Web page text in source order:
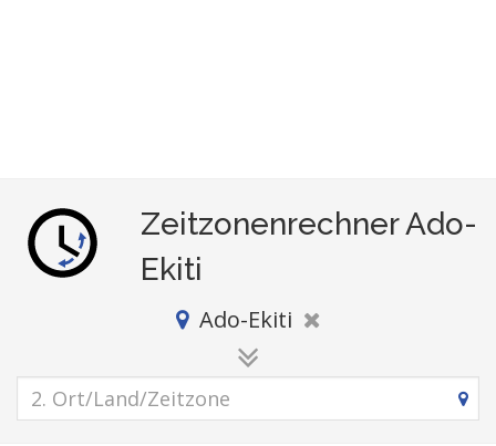
Zeitzonenrechner Ado-
Ekiti
Ado-Ekiti